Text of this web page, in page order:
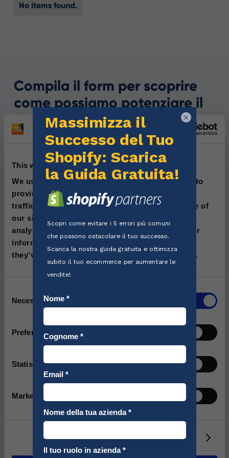
This website uses cookies
We use cookies to personalise content and ads, to
provide social media features and to analyse our
traffic. We also share information about your use of
our site with our social media, advertising and
analytics partners who may combine it with other
information that you’ve provided to them or that
they’ve collected from your use of their services.
Selection
Necessary
Preferences
Statistics
Marketing
Show details
No items found.
Compila il form per scoprire
come possiamo potenziare il
tuo negozio su Shopify
×